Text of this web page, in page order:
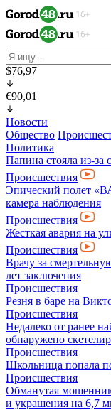
$76,97
€90,01
Новости
Общество
Политика
Папина стояла из-за
Происшествия
Эпический полет
камера наблюдения
Происшествия
Жесткая авария на
Происшествия
Врачу за
лет заключения
Происшествия
Резня в баре на
Происшествия
Недалеко от ранее
обнаружено
Происшествия
Школьница попала
Происшествия
Обманутая
и украшения на 6,7